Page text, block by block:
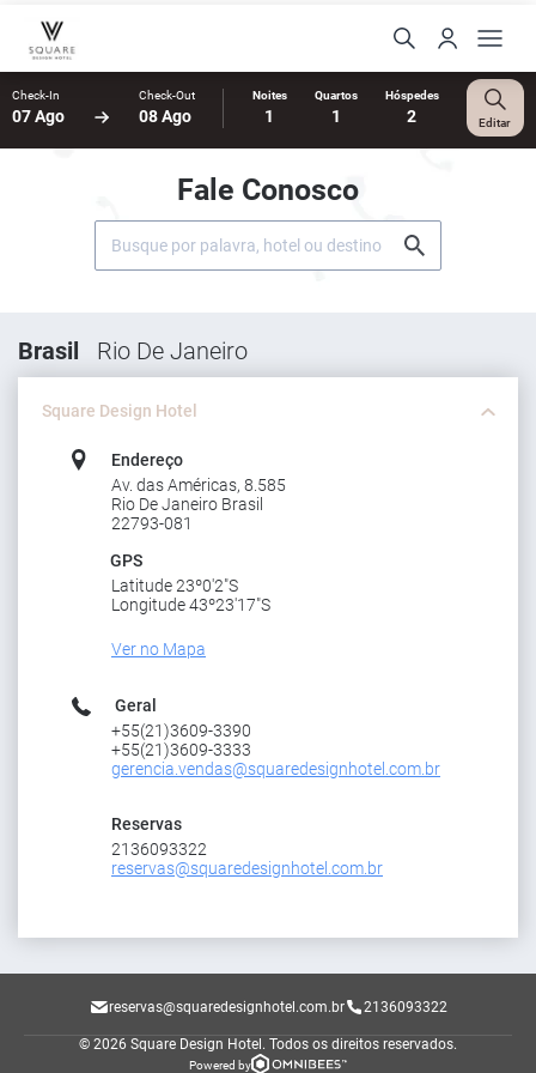
Check-In
07 Ago
Check-Out
08 Ago
Noites
1
Quartos
1
Hóspedes
2 Editar
Fale Conosco
Brasil Rio De Janeiro
Square Design Hotel
Endereço
Av. das Américas, 8.585
Rio De Janeiro Brasil
22793-081
GPS
Latitude 23º0'2"S
Longitude 43º23'17"S
Ver no Mapa
Geral
+55(21)3609-3390
+55(21)3609-3333
gerencia.vendas@squaredesignhotel.com.br
Reservas
2136093322
reservas@squaredesignhotel.com.br
reservas@squaredesignhotel.com.br 2136093322
© 2026 Square Design Hotel. Todos os direitos reservados.
Powered by